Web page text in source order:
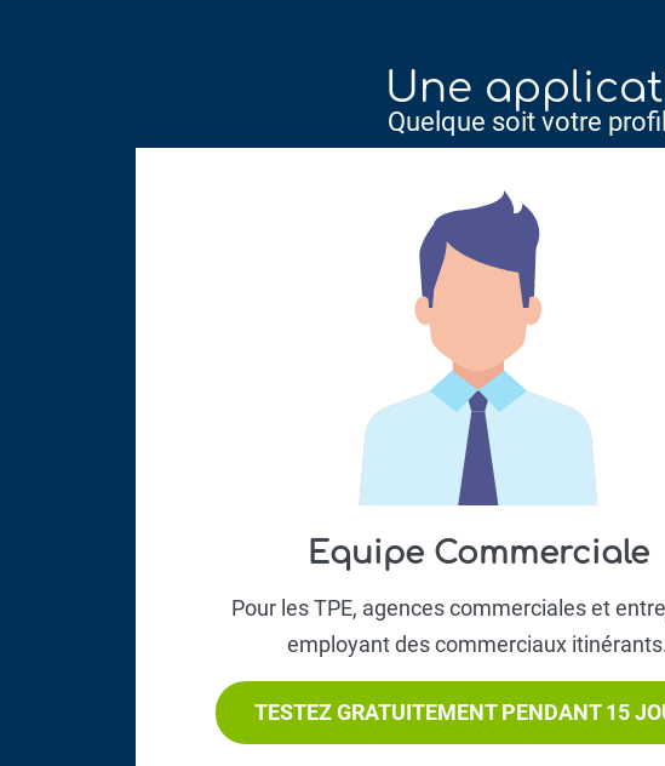
Une
Quelque soit votre
Equipe Commerciale​
Pour les TPE, agences commerciales et
employant des commerciaux
TESTEZ GRATUITEMENT PENDANT 15